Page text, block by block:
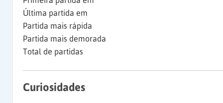
Última partida em
Partida mais rápida
Partida mais demorada
Total de partidas
Curiosidades